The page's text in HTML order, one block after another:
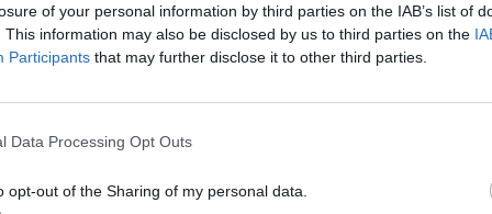
of your personal information by third parties on the IAB’s list of
This information may also be disclosed by us to third parties on the
Participants that may further disclose it to other third parties.
Data Processing Opt Outs
opt-out of the Sharing of my personal data.
de la
"imprescindible"
farmàcies de 28 dels 33 municipis de l'Anoia, ja